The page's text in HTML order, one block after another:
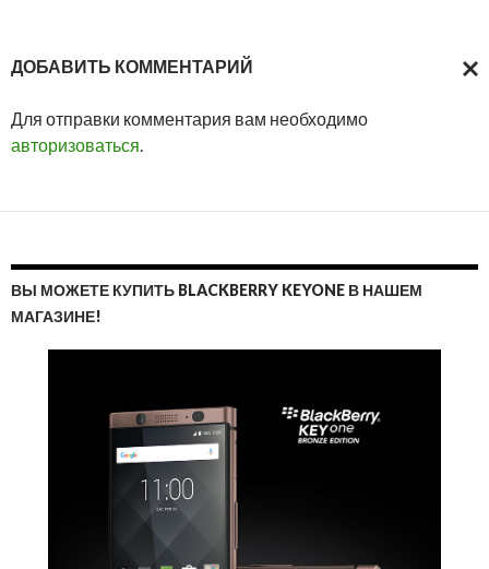
ДОБАВИТЬ КОММЕНТАРИЙ
Для отправки комментария вам необходимо
авторизоваться.
ВЫ МОЖЕТЕ КУПИТЬ BLACKBERRY KEYONE В НАШЕМ
МАГАЗИНЕ!